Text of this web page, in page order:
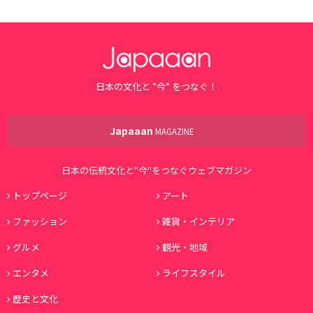
日本の文化と ”今” をつなぐ！
Japaaan MAGAZINE
日本の伝統文化と"今"をつなぐウェブマガジン
トップページ
アート
ファッション
雑貨・インテリア
グルメ
観光・地域
エンタメ
ライフスタイル
歴史と文化